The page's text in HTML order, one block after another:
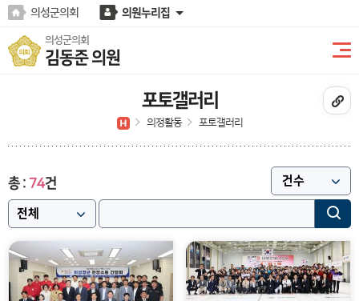
본문바로가기
의성군의회 의원누리집
의성군의회
김동준 의원
포토갤러리
의정활동 포토갤러리
총 : 74건